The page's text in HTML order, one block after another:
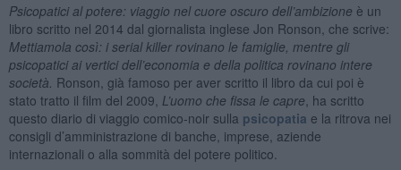
Psicopatici al potere: viaggio nel cuore oscuro dell’ambizione è un
libro scritto nel 2014 dal giornalista inglese Jon Ronson, che scrive:
Mettiamola così: i serial killer rovinano le famiglie, mentre gli
psicopatici ai vertici dell’economia e della politica rovinano intere
società. Ronson, già famoso per aver scritto il libro da cui poi è
stato tratto il film del 2009, L’uomo che fissa le capre , ha scritto
questo diario di viaggio comico-noir sulla psicopatia e la ritrova nei
consigli d’amministrazione di banche, imprese, aziende
internazionali o alla sommità del potere politico.